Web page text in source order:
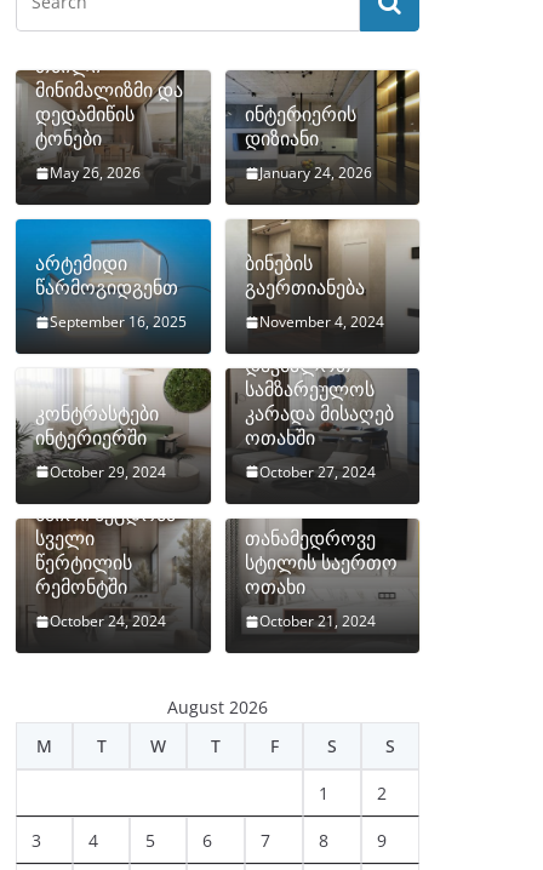
თბილი
მინიმალიზმი და
დედამიწის
ტონები
May 26, 2026
ინტერიერის
დიზიანი
January 24, 2026
არტემიდი
წარმოგიდგენთ
September 16, 2025
ბინების
გაერთიანება
November 4, 2024
კონტრასტები
ინტერიერში
October 29, 2024
როგორ
დავმალოთ
სამზარეულოს
კარადა მისაღებ
ოთახში
October 27, 2024
ხშირი შეცდომა
სველი
წერტილის
რემონტში
October 24, 2024
თანამედროვე
სტილის საერთო
ოთახი
October 21, 2024
August 2026
M
T W T F S S
1 2
3 4 5 6 7 8 9